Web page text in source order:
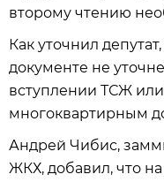
второму чтению
Как уточнил
документе не
вступлении ТСЖ
многоквартирным
Андрей Чибис,
ЖКХ, добавил, что